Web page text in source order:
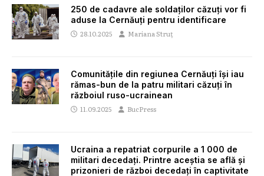
250 de cadavre ale soldaților căzuți vor fi
aduse la Cernăuți pentru identificare
28.10.2025 Mariana Struț
Comunitățile din regiunea Cernăuți își iau
rămas-bun de la patru militari căzuți în
războiul ruso-ucrainean
11.09.2025 BucPress
Ucraina a repatriat corpurile a 1 000 de
militari decedați. Printre aceștia se află și
prizonieri de război decedați în captivitate